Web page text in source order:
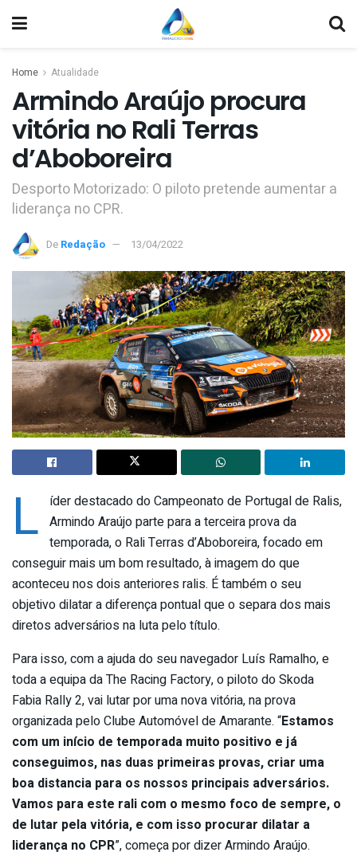
Home Atualidade
Armindo Araújo procura
vitória no Rali Terras
d’Aboboreira
Desporto Motorizado: O piloto pretende aumentar a
liderança no CPR.
De Redação 13/04/2022
L
íder destacado do Campeonato de Portugal de Ralis,
Armindo Araújo parte para a terceira prova da
temporada, o Rali Terras d’Aboboreira, focado em
conseguir mais um bom resultado, à imagem do que
aconteceu nos dois anteriores ralis. É também o seu
objetivo dilatar a diferença pontual que o separa dos mais
diretos adversários na luta pelo título.
Para isso, com a ajuda do seu navegador Luís Ramalho, e
toda a equipa da The Racing Factory, o piloto do Skoda
Fabia Rally 2, vai lutar por uma nova vitória, na prova
organizada pelo Clube Automóvel de Amarante. “Estamos
com um início de temporada muito positivo e já
conseguimos, nas duas primeiras provas, criar uma
boa distancia para os nossos principais adversários.
Vamos para este rali com o mesmo foco de sempre, o
de lutar pela vitória, e com isso procurar dilatar a
liderança no CPR”, começa por dizer Armindo Araújo.